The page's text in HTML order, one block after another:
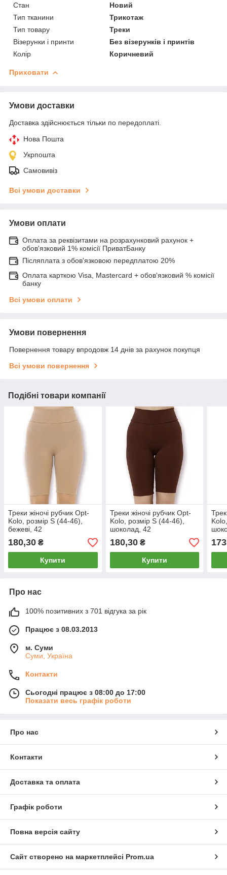
Стан
Новий
Тип тканини
Трикотаж
Тип товару
Треки
Візерунки і принти
Без візерунків і принтів
Колір
Коричневий
Приховати
Умови доставки
Доставка здійснюється тільки по передоплаті.
Нова Пошта
Укрпошта
Самовивіз
Всі умови доставки
Умови оплати
Оплата за реквізитами на розрахунковий рахунок +
обов'язковий 1% комісії ПриватБанку
Післяплата з обов'язковою передплатою 20%
Оплата карткою Visa, Mastercard + обов'язковий % комісії
банку
Всі умови оплати
Умови повернення
Повернення товару впродовж 14 днів за рахунок покупця
Всі умови повернення
Подібні товари компанії
Треки жіночі рубчик Opt-
Kolo, розмір S (44-46),
бежеві, 42
180,30 ₴
Купити
Треки жіночі рубчик Opt-
Kolo, розмір S (44-46),
шоколад, 42
180,30₴
Купити
Про нас
100% позитивних з 701 відгука за рік
Працює з 08.03.2013
м. Суми
Суми, Україна
Контакти
Сьогодні працює з 08:00 до 17:00
Показати весь графік роботи
Про нас
Контакти
Доставка та оплата
Графік роботи
Повна версія сайту
Сайт створено на маркетплейсі Prom.ua